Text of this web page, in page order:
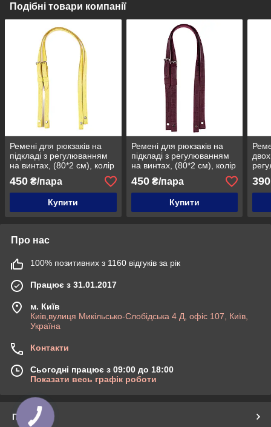
Подібні товари компанії
Ремені для рюкзаків на
підкладі з регулюванням
на винтах, (80*2 см), колір
Жовтий
450 ₴/пара
Купити
Ремені для рюкзаків на
підкладі з регулюванням
на винтах, (80*2 см), колір
Бордова рептилія
450₴/пара
Купити
390
Про нас
100% позитивних з 1160 відгуків за рік
Працює з 31.01.2017
м. Київ
Киів,вулиця Микільсько-Слобідська 4 Д, офіс 107, Київ,
Україна
Контакти
Сьогодні працює з 09:00 до 18:00
Показати весь графік роботи
Про нас
КНОПКА
ЗВ'ЯЗКУ